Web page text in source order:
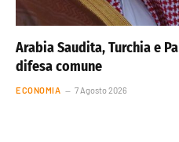
Arabia Saudita, Turchia e
difesa comune
ECONOMIA 7 Agosto 2026